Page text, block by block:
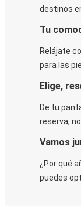
destinos
Tu
Relájate
para las
Elige,
De tu
reserva,
Vamos
¿Por qué
puedes